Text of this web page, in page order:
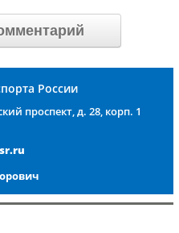
России
проспект, д. 28, корп. 1